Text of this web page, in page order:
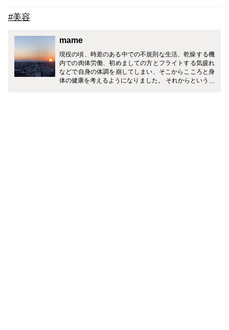
#美容
mame
現役の頃、時差のある中での不規則な生活、乾燥する機
内での肉体労働、初めましての方とフライトする気疲れ
などで自身の体調を崩してしまい、そこからこころと身
体の健康を考えるようになりました。 それからというも